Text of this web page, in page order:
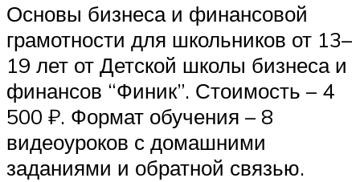
Основы бизнеса и финансовой
грамотности для школьников от 13–
19 лет от Детской школы бизнеса и
финансов “Финик”. Стоимость – 4
500 ₽. Формат обучения – 8
видеоуроков с домашними
заданиями и обратной связью.